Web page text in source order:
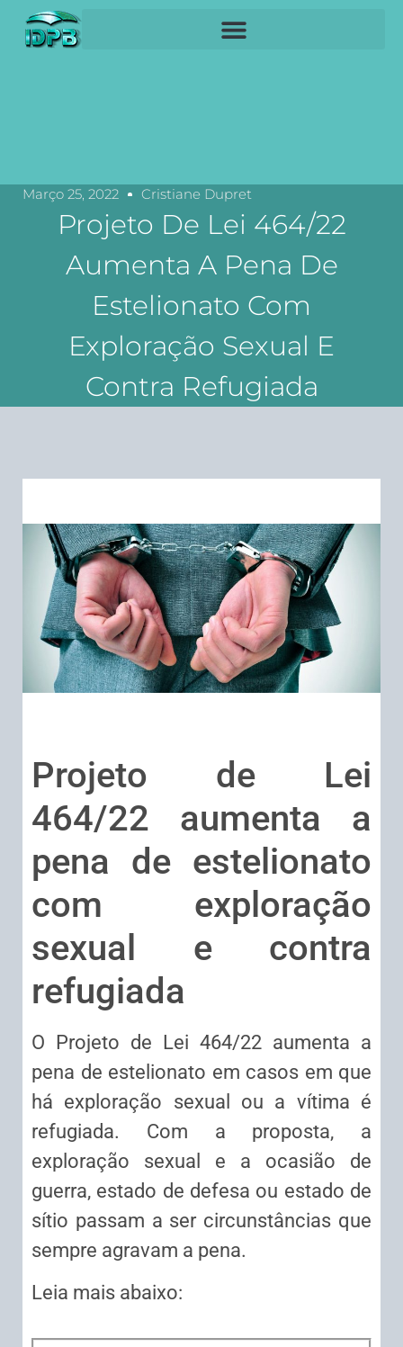
Março 25, 2022 Cristiane Dupret
Projeto De Lei 464/22
Aumenta A Pena De
Estelionato Com
Exploração Sexual E
Contra Refugiada
Projeto de Lei
464/22 aumenta a
pena de estelionato
com exploração
sexual e contra
refugiada
O Projeto de Lei 464/22 aumenta a
pena de estelionato em casos em que
há exploração sexual ou a vítima é
refugiada. Com a proposta, a
exploração sexual e a ocasião de
guerra, estado de defesa ou estado de
sítio passam a ser circunstâncias que
sempre agravam a pena.
Leia mais abaixo: